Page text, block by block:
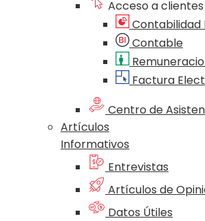
Acceso a clientes
Contabilidad
Contable
Factura
Centro de
Artículos
Informativos
Entrevistas
Artículos de
Datos Útiles